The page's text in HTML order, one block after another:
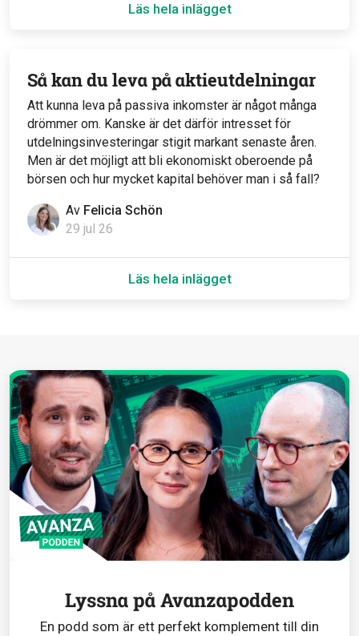
Läs hela inlägget
Av Felicia Schön
29 jul 26
Så kan du leva på aktieutdelningar
Att kunna leva på passiva inkomster är något många
drömmer om. Kanske är det därför intresset för
utdelningsinvesteringar stigit markant senaste åren.
Men är det möjligt att bli ekonomiskt oberoende på
börsen och hur mycket kapital behöver man i så fall?
Läs hela inlägget
Lyssna på Avanzapodden
En podd som är ett perfekt komplement till din